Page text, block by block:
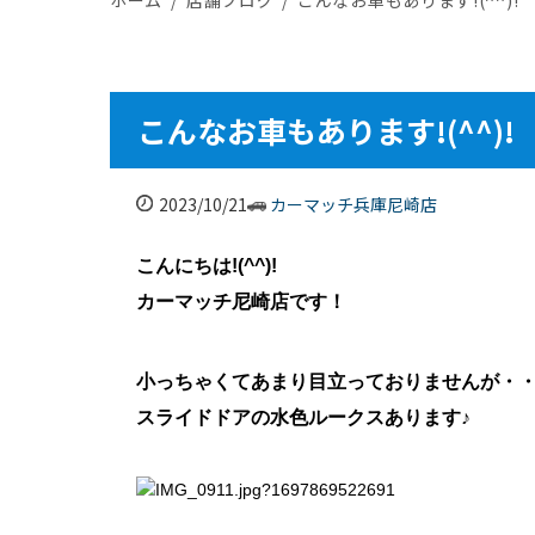
こんなお車もあります!(^^)!
2023/10/21 カーマッチ兵庫尼崎店
こんにちは!(^^)!
カーマッチ尼崎店です！
小っちゃくてあまり目立っておりませんが・
スライドドアの水色ルークスあります♪